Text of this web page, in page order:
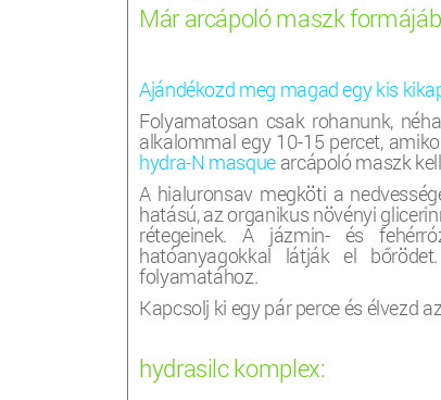
Már arcápoló maszk
Ajándékozd meg magad egy kis
Folyamatosan csak rohanunk,
alkalommal egy 10-15 percet,
hydra-N masquearcápoló maszk
A hialuronsav megköti a
hatású, az organikus növényi
rétegeinek. A jázmin- és
hatóanyagokkal látják el
folyamatához.
Kapcsolj ki egy pár perce és élvezd
hydrasilc komplex: